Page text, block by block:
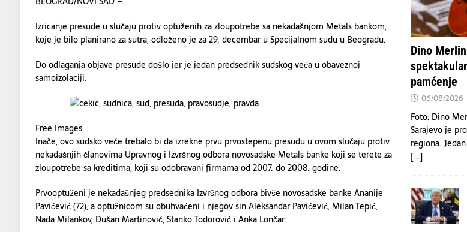
Izricanje presude u slučaju protiv optuženih za zloupotrebe sa nekadašnjom Metals bankom,
koje je bilo planirano za sutra, odloženo je za 29. decembar u Specijalnom sudu u Beogradu.
Do odlaganja objave presude došlo jer je jedan predsednik sudskog veća u obaveznoj
samoizolaciji.
Free Images
Inače, ovo sudsko veće trebalo bi da izrekne prvu prvostepenu presudu u ovom slučaju protiv
nekadašnjih članovima Upravnog i Izvršnog odbora novosadske Metals banke koji se terete za
zloupotrebe sa kreditima, koji su odobravani firmama od 2007. do 2008. godine.
Prvooptuženi je nekadašnjeg predsednika Izvršnog odbora bivše novosadske banke Ananije
Pavićević (72), a optužnicom su obuhvaćeni i njegov sin Aleksandar Pavićević, Milan Tepić,
Nada Milankov, Dušan Martinović, Stanko Todorović i Anka Lončar.
Dino
pamćenje
06/08/2026
Foto: Dino
Sarajevo je
regiona.
[...]